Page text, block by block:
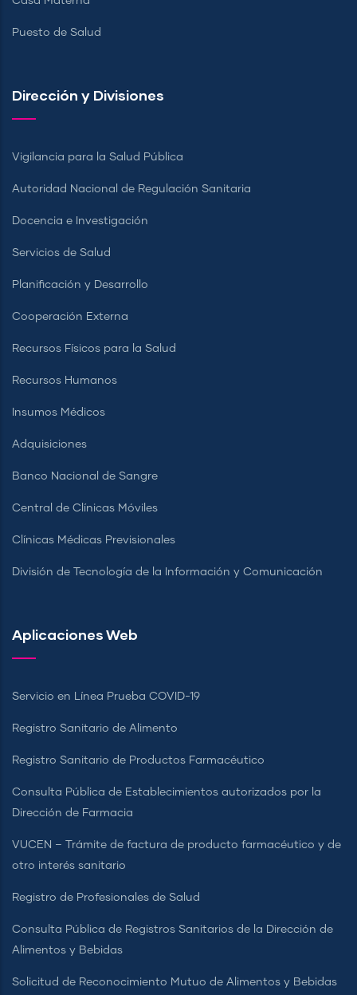
Puesto de Salud
Dirección y Divisiones
Vigilancia para la Salud Pública
Autoridad Nacional de Regulación Sanitaria
Docencia e Investigación
Servicios de Salud
Planificación y Desarrollo
Cooperación Externa
Recursos Físicos para la Salud
Recursos Humanos
Insumos Médicos
Adquisiciones
Banco Nacional de Sangre
Central de Clínicas Móviles
Clínicas Médicas Previsionales
División de Tecnología de la Información y Comunicación
Aplicaciones Web
Servicio en Línea Prueba COVID-19
Registro Sanitario de Alimento
Registro Sanitario de Productos Farmacéutico
Consulta Pública de Establecimientos autorizados por la
Dirección de Farmacia
VUCEN – Trámite de factura de producto farmacéutico y de
otro interés sanitario
Registro de Profesionales de Salud
Consulta Pública de Registros Sanitarios de la Dirección de
Alimentos y Bebidas
Solicitud de Reconocimiento Mutuo de Alimentos y Bebidas